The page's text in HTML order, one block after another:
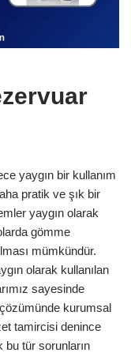
yaygın bir kullanım
pratik ve şık bir
yaygın olarak
gömme
mümkündür.
olarak kullanılan
sayesinde
kurumsal
tamircisi denince
tür sorunların